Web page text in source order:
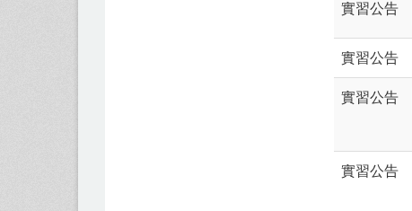
實習公告
實習公告
實習公告
實習公告